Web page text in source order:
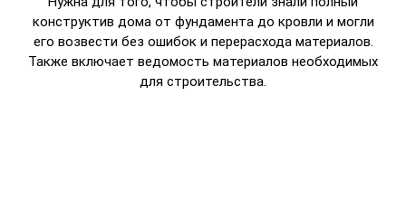
конструктив дома от фундамента до кровли и могли
его возвести без ошибок и перерасхода материалов.
Также включает ведомость материалов необходимых
для строительства.